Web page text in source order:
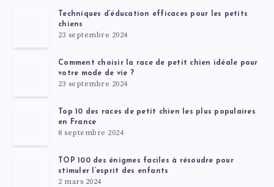
Techniques d’éducation efficaces pour les petits
chiens
23 septembre 2024
Comment choisir la race de petit chien idéale pour
votre mode de vie ?
23 septembre 2024
Top 10 des races de petit chien les plus populaires
en France
8 septembre 2024
TOP 100 des énigmes faciles à résoudre pour
stimuler l’esprit des enfants
2 mars 2024